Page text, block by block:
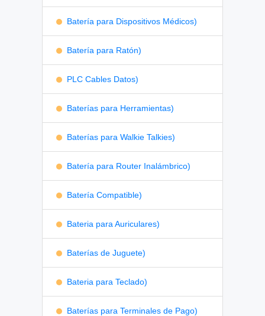
Batería para Dispositivos Médicos)
Batería para Ratón)
PLC Cables Datos)
Baterías para Herramientas)
Baterías para Walkie Talkies)
Batería para Router Inalámbrico)
Batería Compatible)
Bateria para Auriculares)
Baterías de Juguete)
Bateria para Teclado)
Baterías para Terminales de Pago)